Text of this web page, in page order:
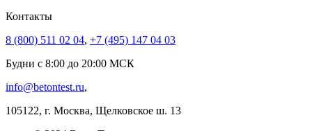
Контакты
8 (800) 511 02 04, +7 (495) 147 04 03
Будни с 8:00 до 20:00 МСК
info@betontest.ru,
105122, г. Москва, Щелковское ш. 13